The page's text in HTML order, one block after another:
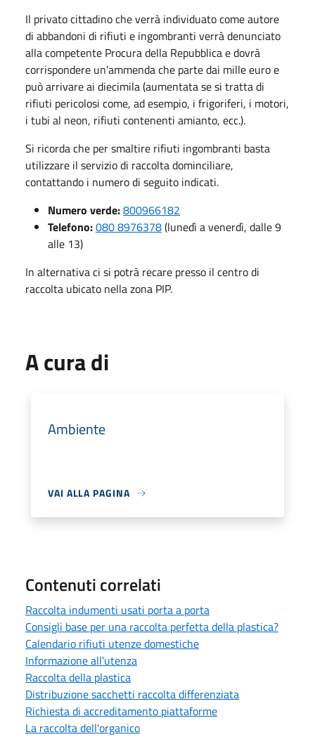
Il privato cittadino che verrà individuato come autore
di abbandoni di rifiuti e ingombranti verrà denunciato
alla competente Procura della Repubblica e dovrà
corrispondere un’ammenda che parte dai mille euro e
può arrivare ai diecimila (aumentata se si tratta di
rifiuti pericolosi come, ad esempio, i frigoriferi, i motori,
i tubi al neon, rifiuti contenenti amianto, ecc.).
Si ricorda che per smaltire rifiuti ingombranti basta
utilizzare il servizio di raccolta dominciliare,
contattando i numero di seguito indicati.
Numero verde:800966182
Telefono:080 8976378(lunedì a venerdì, dalle 9
alle 13)
In alternativa ci si potrà recare presso il centro di
raccolta ubicato nella zona PIP.
A cura di
Ambiente
VAI ALLA PAGINA
Contenuti correlati
Raccolta indumenti usati porta a porta
Consigli base per una raccolta perfetta della plastica?
Calendario rifiuti utenze domestiche
Informazione all'utenza
Raccolta della plastica
Distribuzione sacchetti raccolta differenziata
Richiesta di accreditamento piattaforme
La raccolta dell'organico